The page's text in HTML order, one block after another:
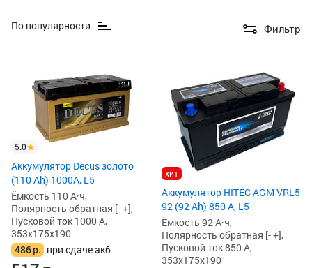
По популярности Фильтр
5.0
Аккумулятор Decus золото
(110 Ah) 1000A, L5
Ёмкость 110 А·ч,
Полярность обратная [- +],
Пусковой ток 1000 А,
353x175x190
486р. при сдаче акб
хит
Аккумулятор HITEC AGM VRL5
92 (92 Ah) 850 А, L5
Ёмкость 92 А·ч,
Полярность обратная [- +],
Пусковой ток 850 А,
353x175x190